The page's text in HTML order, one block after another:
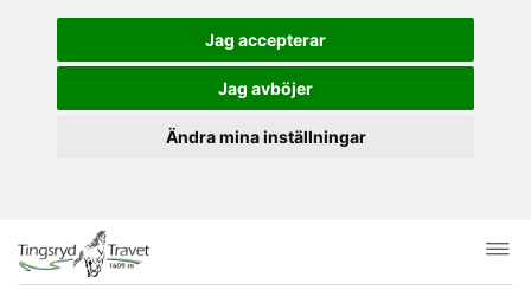
Jag accepterar
Jag avböjer
Ändra mina inställningar